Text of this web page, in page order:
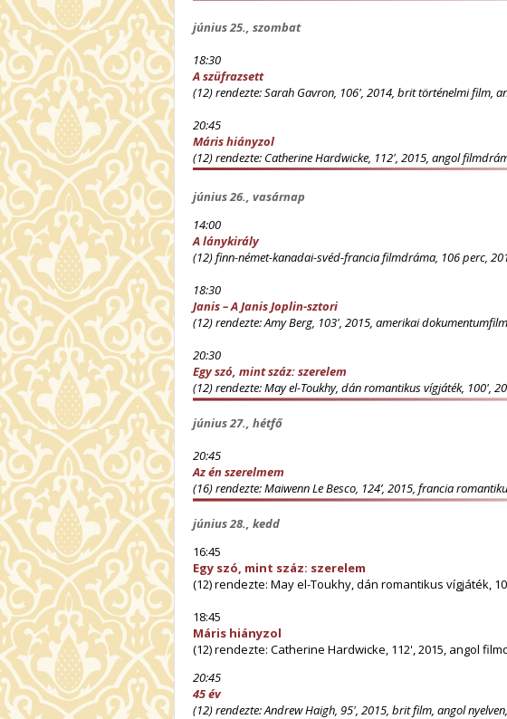
június 25., szombat
18:30
A szüfrazsett
(12) rendezte: Sarah Gavron, 106', 2014, brit történelmi film,
20:45
Máris hiányzol
(12) rendezte: Catherine Hardwicke, 112', 2015, angol
június 26., vasárnap
14:00
A lánykirály
(12) finn-német-kanadai-svéd-francia filmdráma, 106 perc,
18:30
Janis – A Janis Joplin-sztori
(12) rendezte: Amy Berg, 103', 2015, amerikai
20:30
Egy szó, mint száz: szerelem
(12) rendezte: May el-Toukhy, dán romantikus vígjáték, 100',
június 27., hétfő
20:45
Az én szerelmem
(16) rendezte: Maiwenn Le Besco, 124’, 2015, francia
június 28., kedd
16:45
Egy szó, mint száz: szerelem
(12) rendezte: May el-Toukhy, dán romantikus vígjáték,
18:45
Máris hiányzol
(12) rendezte: Catherine Hardwicke, 112', 2015, angol
20:45
45 év
(12) rendezte: Andrew Haigh, 95', 2015, brit film, angol